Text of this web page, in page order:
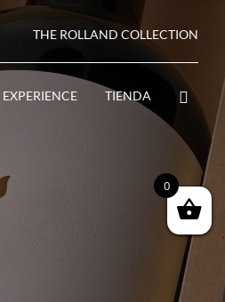
THE ROLLAND COLLECTION
TIENDA
0